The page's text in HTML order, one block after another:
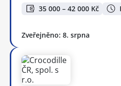
35 000 – 42 000 Kč
Zveřejněno: 8. srpna